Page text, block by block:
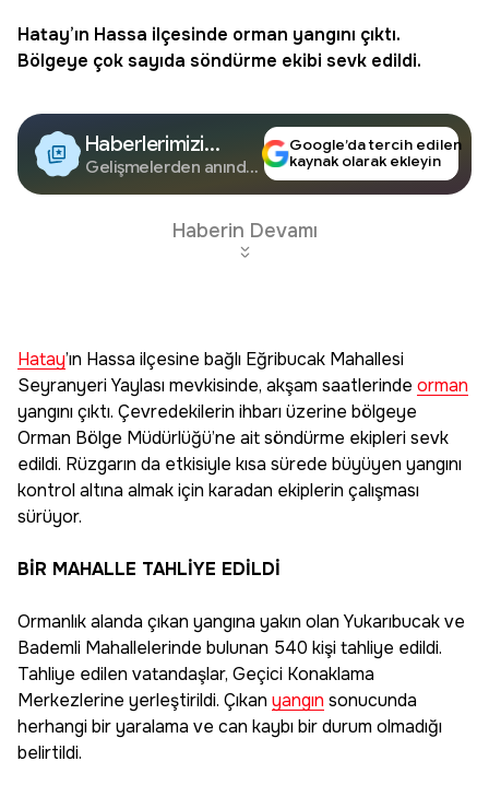
Hatay’ın Hassa ilçesinde orman yangını çıktı.
Bölgeye çok sayıda söndürme ekibi sevk edildi.
Haberlerimizi
Google'da Takip
Edin
Gelişmelerden anında
Google’da tercih edilen
kaynak olarak ekleyin
Haberin Devamı
Hatay’ın Hassa ilçesine bağlı Eğribucak Mahallesi
Seyranyeri Yaylası mevkisinde, akşam saatlerinde orman
yangını çıktı. Çevredekilerin ihbarı üzerine bölgeye
Orman Bölge Müdürlüğü’ne ait söndürme ekipleri sevk
edildi. Rüzgarın da etkisiyle kısa sürede büyüyen yangını
kontrol altına almak için karadan ekiplerin çalışması
sürüyor.
BİR MAHALLE TAHLİYE EDİLDİ
Ormanlık alanda çıkan yangına yakın olan Yukarıbucak ve
Bademli Mahallelerinde bulunan 540 kişi tahliye edildi.
Tahliye edilen vatandaşlar, Geçici Konaklama
Merkezlerine yerleştirildi. Çıkan yangın sonucunda
herhangi bir yaralama ve can kaybı bir durum olmadığı
belirtildi.